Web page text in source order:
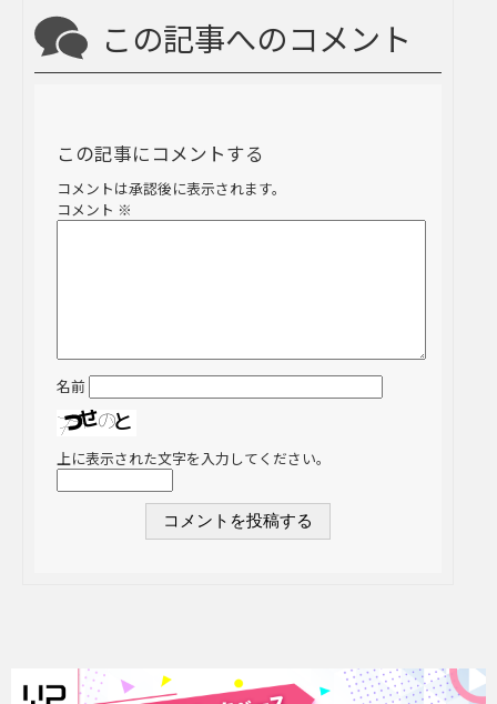
この記事へのコメント
この記事にコメントする
コメントは承認後に表示されます。
コメント ※
名前
上に表示された文字を入力してください。